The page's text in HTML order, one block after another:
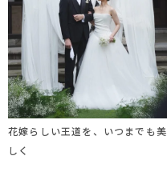
花嫁らしい王道を、いつまでも美
しく